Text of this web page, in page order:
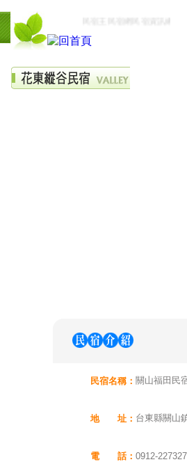
民宿王民宿網民宿資訊網台
民宿名稱： 關山福田民
地 址： 台東縣關山
電 話： 0912-227327